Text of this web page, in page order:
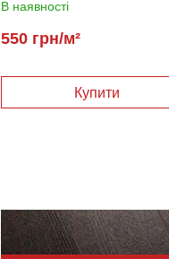
В наявності
550 грн/м²